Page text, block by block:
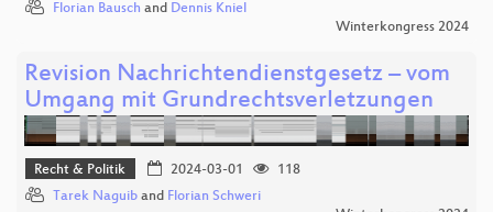
Florian Bausch and Dennis Kniel
Winterkongress 2024
Revision Nachrichtendienstgesetz – vom
Umgang mit Grundrechtsverletzungen
Recht & Politik 2024-03-01
118
Tarek Naguib and Florian Schweri